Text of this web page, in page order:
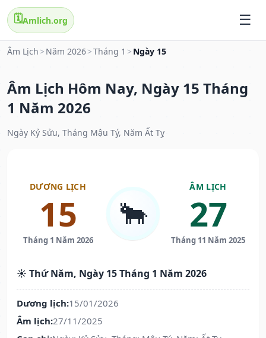
🗓️Amlich.org
Âm Lịch > Năm 2026>Tháng 1 > Ngày 15
Âm Lịch Hôm Nay, Ngày 15 Tháng
1 Năm 2026
Ngày Kỷ Sửu, Tháng Mậu Tý, Năm Ất Tỵ
DƯƠNG LỊCH
15
Tháng 1 Năm 2026
🐂
ÂM LỊCH
27
Tháng 11 Năm 2025
☀️ Thứ Năm, Ngày 15 Tháng 1 Năm 2026
Dương lịch:15/01/2026
Âm lịch:27/11/2025